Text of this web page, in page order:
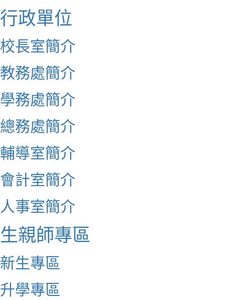
行政單位
校長室簡介
教務處簡介
學務處簡介
總務處簡介
輔導室簡介
會計室簡介
人事室簡介
生親師專區
新生專區
升學專區